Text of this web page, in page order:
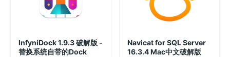
InfyniDock 1.9.3 破解版 -
替换系统自带的Dock
Navicat for SQL Server
16.3.4 Mac中文破解版